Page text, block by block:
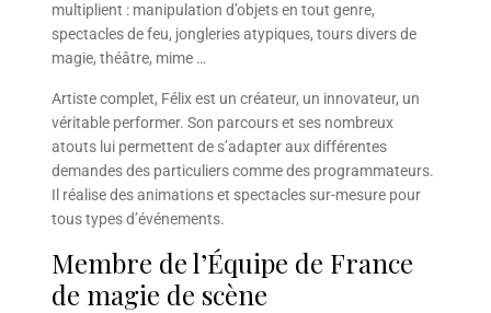
multiplient : manipulation d’objets en tout genre,
spectacles de feu, jongleries atypiques, tours divers de
magie, théâtre, mime …
Artiste complet, Félix est un créateur, un innovateur, un
véritable performer. Son parcours et ses nombreux
atouts lui permettent de s’adapter aux différentes
demandes des particuliers comme des programmateurs.
Il réalise des animations et spectacles sur-mesure pour
tous types d’événements.
Membre de l’Équipe de France
de magie de scène